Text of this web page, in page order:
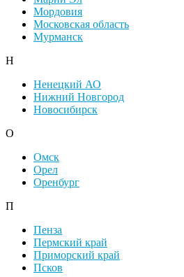
Мордовия
Московская область
Мурманск
Н
Ненецкий АО
Нижний Новгород
Новосибирск
О
Омск
Орел
Оренбург
П
Пенза
Пермский край
Приморский край
Псков